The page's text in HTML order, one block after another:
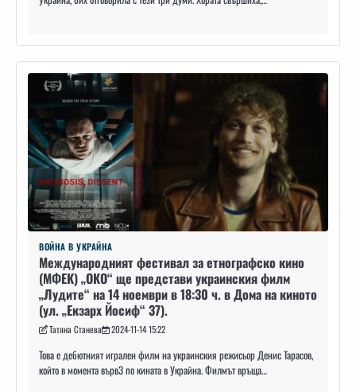
ВОЙНА В УКРАЙНА
Международният фестивал за етнографско кино
(МФЕК) „ОКО“ ще представи украинския филм
„Лудите“ на 14 ноември в 18:30 ч. в Дома на киното
(ул. „Екзарх Йосиф“ 37).
Татяна Станева 2024-11-14 15:22
Това е дебютният игрален филм на украинския режисьор Денис Тарасов,
който в момента върв3 по кината в Украйна. Филмът връща…